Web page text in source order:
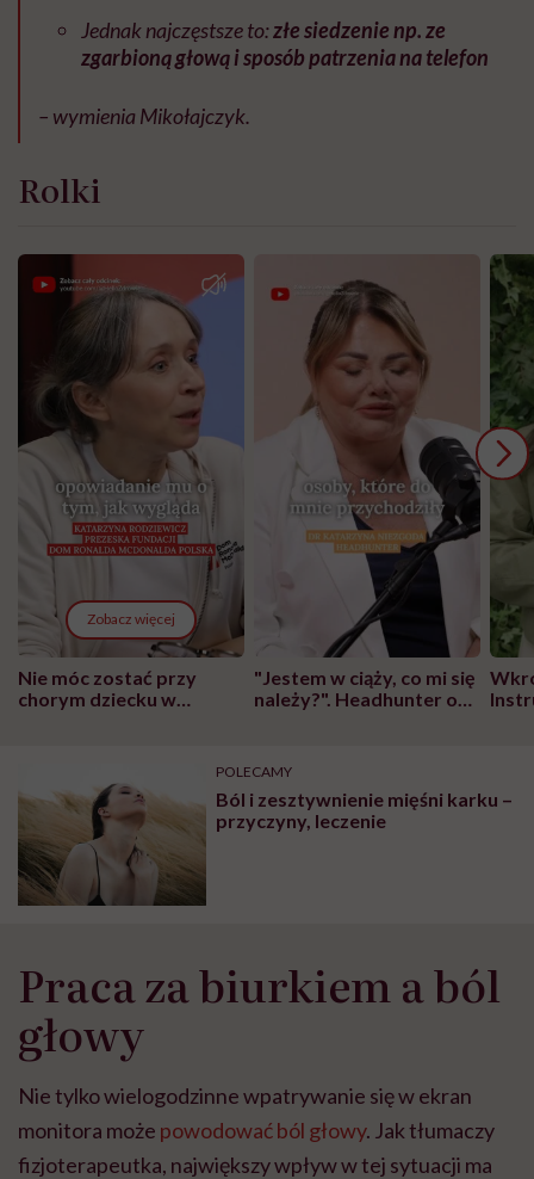
Jednak najczęstsze to:złe siedzenie np. ze
zgarbioną głową i sposób patrzenia na telefon
– wymienia Mikołajczyk.
Rolki
Zobacz więcej
Nie móc zostać przy
chorym dziecku w
głupota i brak
wyobraźni"
"Jestem w ciąży, co mi się
należy?". Headhunter o
pracy
POLECAMY
Ból i zesztywnienie mięśni karku –
przyczyny, leczenie
Praca za biurkiem a ból
głowy
Nie tylko wielogodzinne wpatrywanie się w ekran
monitora może powodować ból głowy. Jak tłumaczy
fizjoterapeutka, największy wpływ w tej sytuacji ma